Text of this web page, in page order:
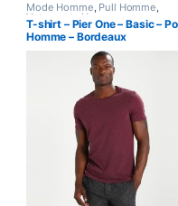
Mode Homme, Pull Homme,
Vetements Homme
T-shirt – Pier One – Basic –
Homme – Bordeaux